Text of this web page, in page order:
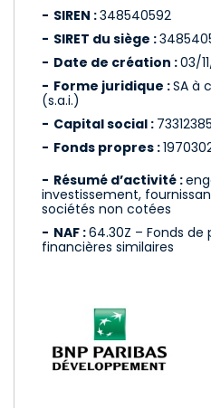
SIREN :348540592
SIRET du siège :
Date de création :03/
Forme juridique :SA à
(s.a.i.)
Capital social :
Fonds propres :
Résumé d’activité :
investissement,
sociétés non cotées
NAF :64.30Z – Fonds
financières similaires